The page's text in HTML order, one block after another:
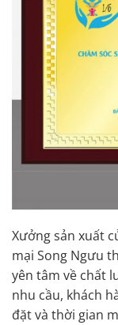
Xưởng sản xuất
mại Song Ngưu
yên tâm về chất
nhu cầu, khách
đặt và thời gian